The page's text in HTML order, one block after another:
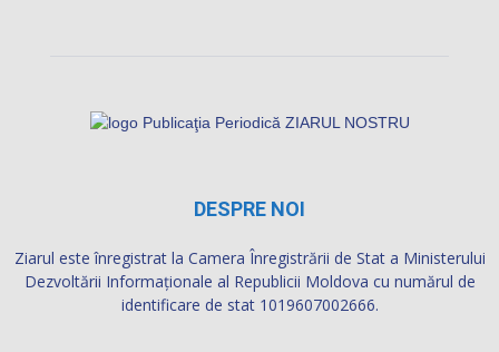
DESPRE NOI
Ziarul este înregistrat la Camera Înregistrării de Stat a Ministerului
Dezvoltării Informaţionale al Republicii Moldova cu numărul de
identificare de stat 1019607002666.